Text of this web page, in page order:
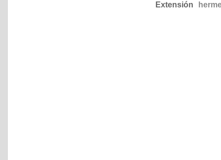
Extensión